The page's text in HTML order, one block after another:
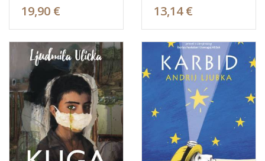
19,90 € 13,14 €